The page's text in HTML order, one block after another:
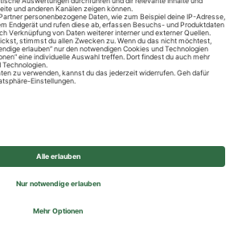
Impressum
Einstellungen
Group - All rights reserved